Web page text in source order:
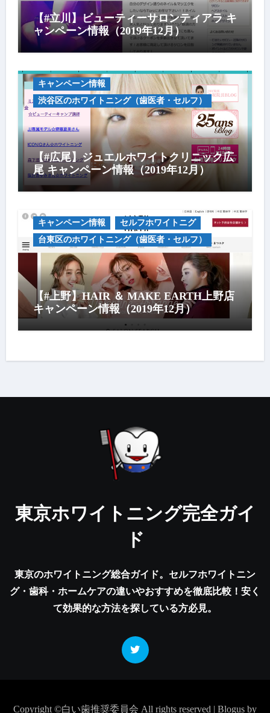
【#立川】ビューティーサロンティアラ キ
ャンペーン情報（2019年12月）
キャンペーン情報
渋谷区のホワイトニング（歯医者・セルフ）
【#広尾】ジュエルホワイトクリニック広
尾 キャンペーン情報（2019年12月）
キャンペーン情報
セルフホワイトニグ
台東区のホワイトニング（歯医者・セルフ）
【#上野】HAIR ＆ MAKE EARTH上野店
キャンペーン情報（2019年12月）
東京ホワイトニング完全ガイ
ド
東京のホワイトニング総合ガイド。セルフホワイトニン
グ・歯科・ホームケアの違いやおすすめを徹底比較！安く
て効果的な方法を探している方必見。
Copyright ©白い歯推奨委員会 All rights reserved | Blogus by